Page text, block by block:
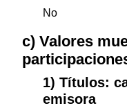
No
c) Valores
1) Títulos:
emisora